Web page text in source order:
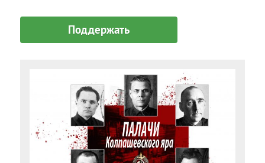
Поддержать